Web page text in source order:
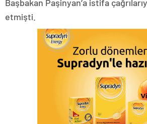
Başbakan Paşinyan’a istifa
etmişti.